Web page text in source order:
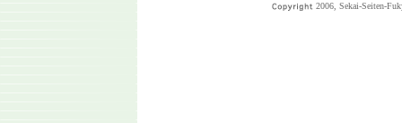
2006, Sekai-Seiten-